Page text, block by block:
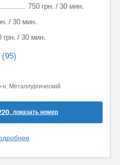
750 грн. / 30 мин.
/ 30 мин.
грн. / 30 мин.
н. Металлургический
показать номер